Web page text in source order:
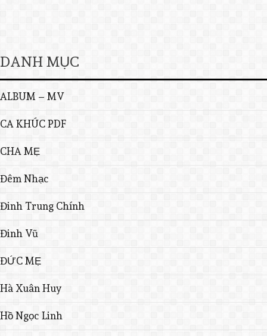
DANH MỤC
ALBUM – MV
CA KHÚC PDF
CHA MẸ
Đêm Nhạc
Đinh Trung Chính
Đinh Vũ
ĐỨC MẸ
Hà Xuân Huy
Hồ Ngọc Linh